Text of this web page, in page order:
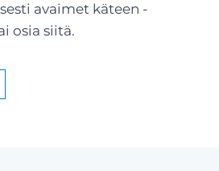
avaimet käteen -
osia siitä.